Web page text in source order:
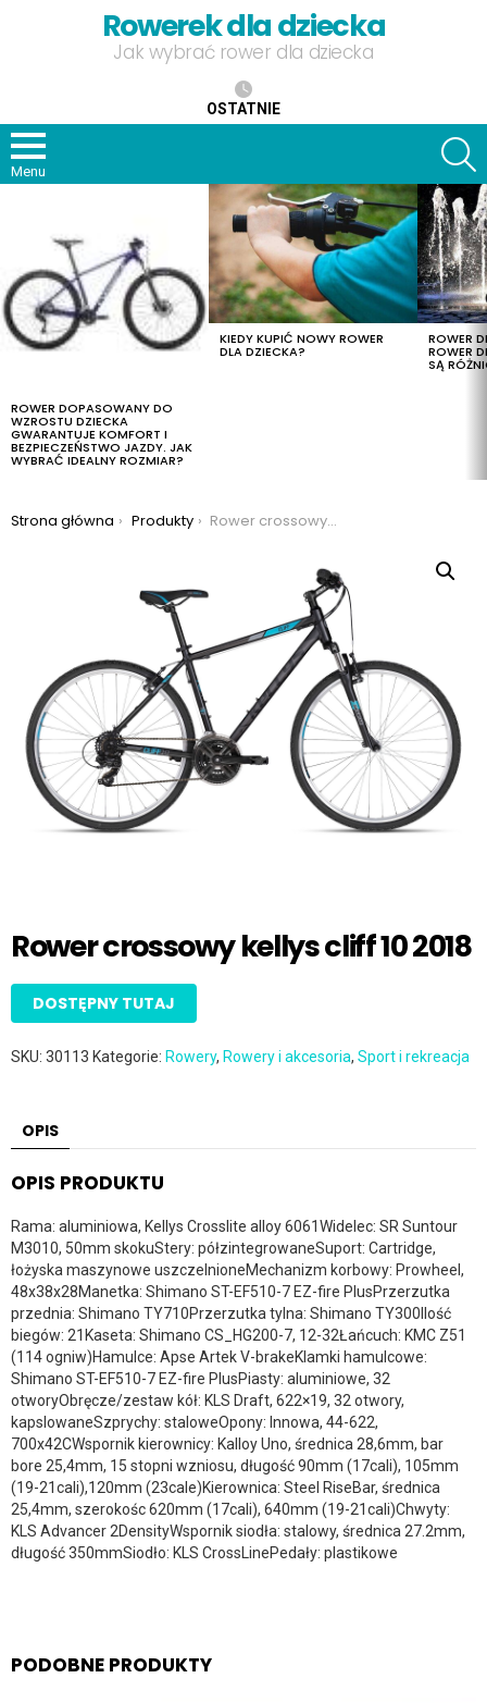
Rowerek dla dziecka
Jak wybrać rower dla dziecka
OSTATNIE
Menu
ROWER DOPASOWANY DO
WZROSTU DZIECKA
GWARANTUJE KOMFORT I
BEZPIECZEŃSTWO JAZDY. JAK
WYBRAĆ IDEALNY ROZMIAR?
KIEDY KUPIĆ NOWY ROWER
DLA DZIECKA?
ROWER
ROWER
SĄ
Jesteś tutaj:
Strona główna Produkty Rower crossowy kellys cliff 10 2018
Rower crossowy kellys cliff 10 2018
DOSTĘPNY TUTAJ
SKU: 30113 Kategorie: Rowery, Rowery i akcesoria, Sport i rekreacja
OPIS
OPIS PRODUKTU
Rama: aluminiowa, Kellys Crosslite alloy 6061Widelec: SR Suntour
M3010, 50mm skokuStery: półzintegrowaneSuport: Cartridge,
łożyska maszynowe uszczelnioneMechanizm korbowy: Prowheel,
48x38x28Manetka: Shimano ST-EF510-7 EZ-fire PlusPrzerzutka
przednia: Shimano TY710Przerzutka tylna: Shimano TY300Ilość
biegów: 21Kaseta: Shimano CS_HG200-7, 12-32Łańcuch: KMC Z51
(114 ogniw)Hamulce: Apse Artek V-brakeKlamki hamulcowe:
Shimano ST-EF510-7 EZ-fire PlusPiasty: aluminiowe, 32
otworyObręcze/zestaw kół: KLS Draft, 622×19, 32 otwory,
kapslowaneSzprychy: staloweOpony: Innowa, 44-622,
700x42CWspornik kierownicy: Kalloy Uno, średnica 28,6mm, bar
bore 25,4mm, 15 stopni wzniosu, długość 90mm (17cali), 105mm
(19-21cali),120mm (23cale)Kierownica: Steel RiseBar, średnica
25,4mm, szerokośc 620mm (17cali), 640mm (19-21cali)Chwyty:
KLS Advancer 2DensityWspornik siodła: stalowy, średnica 27.2mm,
długość 350mmSiodło: KLS CrossLinePedały: plastikowe
PODOBNE PRODUKTY